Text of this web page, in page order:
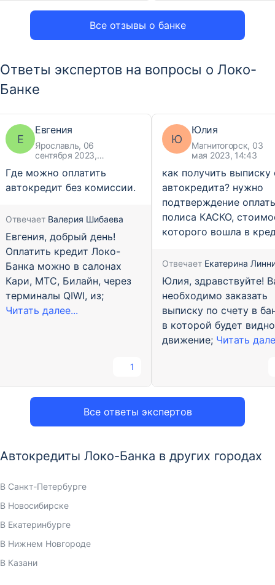
Все отзывы о банке
Ответы экспертов на вопросы о Локо-
Банке
Все ответы экспертов
Е
Евгения
Ярославль, 06
сентября 2023,
Где можно оплатить
автокредит без комиссии.
Отвечает Валерия Шибаева
Евгения, добрый день!
Оплатить кредит Локо-
Банка можно в салонах
Кари, МТС, Билайн, через
терминалы QIWI, из;
Читать далее...
1
Ю
Юлия
Магнитогорск, 03
мая 2023, 14:43
как получить выписку
автокредита? нужно
подтверждение
полиса КАСКО,
которого вошла в
Отвечает Екатерина
Юлия, здравствуйте!
необходимо заказать
выписку по счету в
в которой будет видно
движение; Читать
Автокредиты Локо-Банка в других городах
В Санкт-Петербурге
В Новосибирске
В Екатеринбурге
В Нижнем Новгороде
В Казани